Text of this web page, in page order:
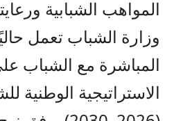
المواهب الشبابية
وزارة الشباب تعمل
المباشرة مع الشباب
الاستراتيجية الوطنية